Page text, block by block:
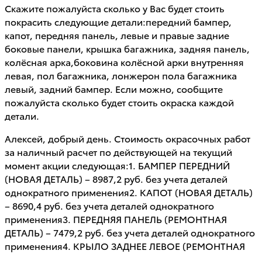
Скажите пожалуйста сколько у Вас будет стоить
покрасить следующие детали:передний бампер,
капот, передняя панель, левые и правые задние
боковые панели, крышка багажника, задняя панель,
колёсная арка,боковина колёсной арки внутренняя
левая, пол багажника, лонжерон пола багажника
левый, задний бампер. Если можно, сообщите
пожалуйста сколько будет стоить окраска каждой
детали.
Алексей, добрый день. Стоимость окрасочных работ
за наличный расчет по действующей на текущий
момент акции следующая:1. БАМПЕР ПЕРЕДНИЙ
(НОВАЯ ДЕТАЛЬ) – 8987,2 руб. без учета деталей
однократного применения2. КАПОТ (НОВАЯ ДЕТАЛЬ)
– 8690,4 руб. без учета деталей однократного
применения3. ПЕРЕДНЯЯ ПАНЕЛЬ (РЕМОНТНАЯ
ДЕТАЛЬ) – 7479,2 руб. без учета деталей однократного
применения4. КРЫЛО ЗАДНЕЕ ЛЕВОЕ (РЕМОНТНАЯ